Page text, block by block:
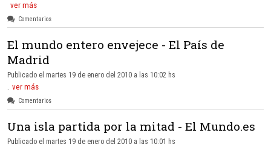
ver más
Comentarios
El mundo entero envejece - El País de
Madrid
Publicado el martes 19 de enero del 2010 a las 10:02 hs
. ver más
Comentarios
Una isla partida por la mitad - El Mundo.es
Publicado el martes 19 de enero del 2010 a las 10:01 hs